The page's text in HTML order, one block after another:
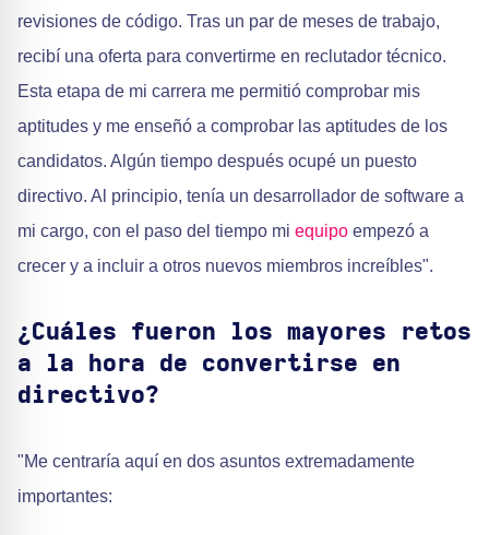
revisiones de código. Tras un par de meses de trabajo,
recibí una oferta para convertirme en reclutador técnico.
Esta etapa de mi carrera me permitió comprobar mis
aptitudes y me enseñó a comprobar las aptitudes de los
candidatos. Algún tiempo después ocupé un puesto
directivo. Al principio, tenía un desarrollador de software a
mi cargo, con el paso del tiempo mi equipo empezó a
crecer y a incluir a otros nuevos miembros increíbles".
¿Cuáles fueron los mayores retos
a la hora de convertirse en
directivo?
"Me centraría aquí en dos asuntos extremadamente
importantes: